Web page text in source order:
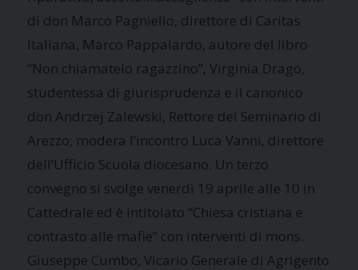
di don Marco Pagniello, direttore di Caritas
Italiana, Marco Pappalardo, autore del libro
“Non chiamatelo ragazzino”, Virginia Drago,
studentessa di giurisprudenza e il canonico
don Andrzej Zalewski, Rettore del Seminario di
Arezzo; modera l’incontro Luca Vanni, direttore
dell’Ufficio Scuola diocesano. Un terzo
convegno si svolge venerdì 19 aprile alle 10 in
Cattedrale ed è intitolato “Chiesa cristiana e
contrasto alle mafie” con interventi di mons.
Giuseppe Cumbo, Vicario Generale di Agrigento